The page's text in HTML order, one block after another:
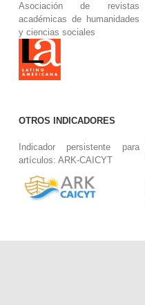
Asociación de revistas
académicas de humanidades
y ciencias sociales
OTROS INDICADORES
Indicador persistente para
artículos: ARK-CAICYT